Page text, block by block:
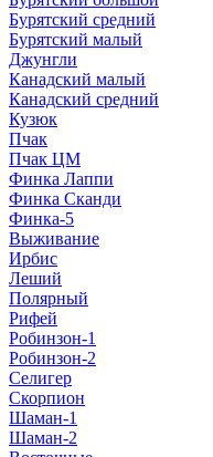
Бурятский средний
Бурятский малый
Джунгли
Канадский малый
Канадский средний
Кузюк
Пчак
Пчак ЦМ
Финка Лаппи
Финка Сканди
Финка-5
Выживание
Ирбис
Леший
Полярный
Рифей
Робинзон-1
Робинзон-2
Селигер
Скорпион
Шаман-1
Шаман-2